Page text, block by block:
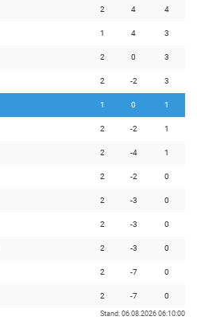
2 4 4
1 4 3
2 0 3
2 -2 3
1 0 1
2 -2 1
2 -4 1
2 -2 0
2 -3 0
2 -3 0
2 -3 0
2 -7 0
2 -7 0
Stand: 06.08.2026 06:10:00